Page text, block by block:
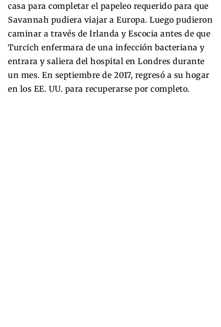
casa para completar el papeleo requerido para que
Savannah pudiera viajar a Europa. Luego pudieron
caminar a través de Irlanda y Escocia antes de que
Turcich enfermara de una infección bacteriana y
entrara y saliera del hospital en Londres durante
un mes. En septiembre de 2017, regresó a su hogar
en los EE. UU. para recuperarse por completo.